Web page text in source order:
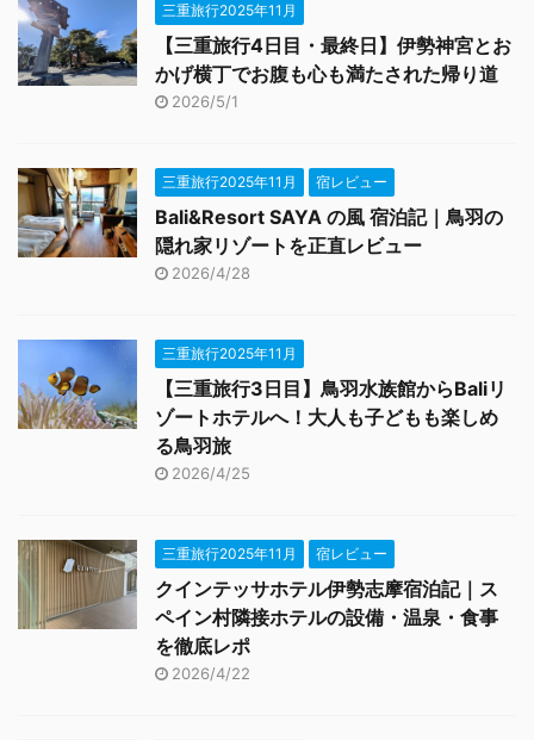
三重旅行2025年11月
【三重旅行4日目・最終日】伊勢神宮とお
かげ横丁でお腹も心も満たされた帰り道
2026/5/1
三重旅行2025年11月 宿レビュー
Bali&Resort SAYA の風 宿泊記｜鳥羽の
隠れ家リゾートを正直レビュー
2026/4/28
三重旅行2025年11月
【三重旅行3日目】鳥羽水族館からBaliリ
ゾートホテルへ！大人も子どもも楽しめ
る鳥羽旅
2026/4/25
三重旅行2025年11月 宿レビュー
クインテッサホテル伊勢志摩宿泊記｜ス
ペイン村隣接ホテルの設備・温泉・食事
を徹底レポ
2026/4/22